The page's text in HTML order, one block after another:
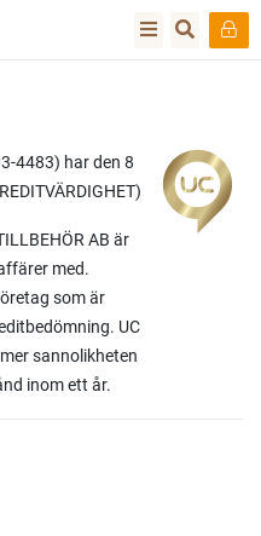
4483) har den 8
AB är
med.
som är
UC
sannolikheten
inom ett år.